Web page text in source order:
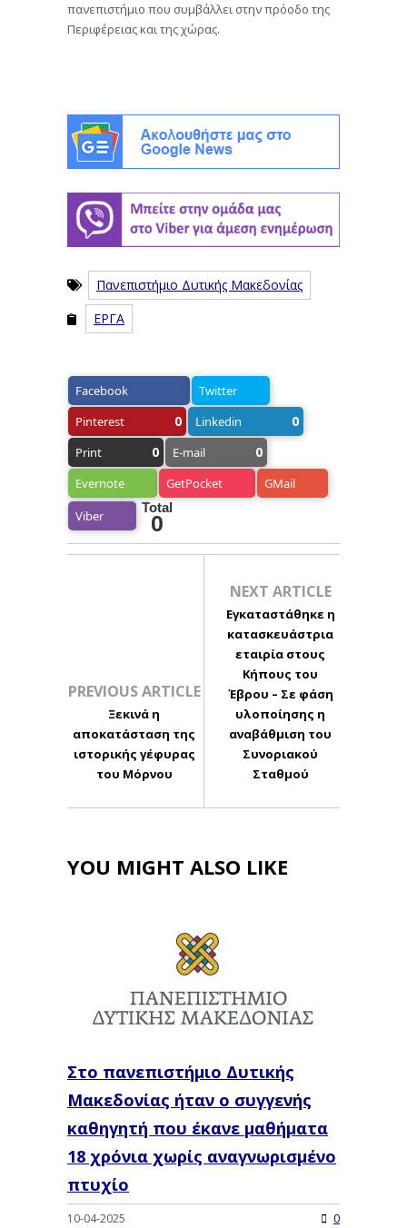
πανεπιστήμιο που συμβάλλει στην πρόοδο της
Περιφέρειας και της χώρας.
Πανεπιστήμιο Δυτικής Μακεδονίας
ΕΡΓΑ
Facebook
Twitter
Pinterest
0 Linkedin 0
Print 0 E-mail 0
Evernote GetPocket GMail
Viber
Total
0
PREVIOUS ARTICLE
Ξεκινά η
αποκατάσταση της
ιστορικής γέφυρας
του Μόρνου
NEXT ARTICLE
Εγκαταστάθηκε η
κατασκευάστρια
εταιρία στους
Κήπους του
Έβρου – Σε φάση
υλοποίησης η
αναβάθμιση του
Συνοριακού
Σταθμού
YOU MIGHT ALSO LIKE
Στο πανεπιστήμιο Δυτικής
Μακεδονίας ήταν ο συγγενής
καθηγητή που έκανε μαθήματα
18 χρόνια χωρίς αναγνωρισμένο
πτυχίο
10-04-2025 0